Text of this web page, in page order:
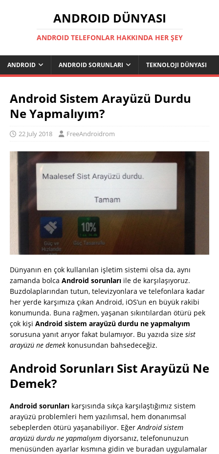
ANDROID DÜNYASI
ANDROID TELEFONLAR HAKKINDA HER ŞEY
ANDROID ANDROID SORUNLARI TEKNOLOJI DÜNYASI
Android Sistem Arayüzü Durdu
Ne Yapmalıyım?
22 July 2018 FreeAndroidrom
Dünyanın en çok kullanılan işletim sistemi olsa da, aynı
zamanda bolca Android sorunları ile de karşılaşıyoruz.
Buzdolaplarından tutun, televizyonlara ve telefonlara kadar
her yerde karşımıza çıkan Android, iOS’un en büyük rakibi
konumunda. Buna rağmen, yaşanan sıkıntılardan ötürü pek
çok kişi Android sistem arayüzü durdu ne yapmalıyım
sorusuna yanıt arıyor fakat bulamıyor. Bu yazıda size sist
arayüzü ne demek konusundan bahsedeceğiz.
Android Sorunları Sist Arayüzü Ne
Demek?
Android sorunları karşısında sıkça karşılaştığımız sistem
arayüzü problemleri hem yazılımsal, hem donanımsal
sebeplerden ötürü yaşanabiliyor. Eğer Android sistem
arayüzü durdu ne yapmalıyım diyorsanız, telefonunuzun
menüsünden ayarlar kısmına gidin ve buradan uygulamalar